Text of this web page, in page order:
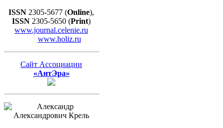
ISSN 2305-5677 (Online),
ISSN 2305-5650 (Print)
www.journal.celenie.ru
www.holiz.ru
Сайт Ассоциации
«АнтЭра»